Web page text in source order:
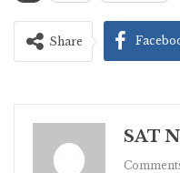
Share
SAT